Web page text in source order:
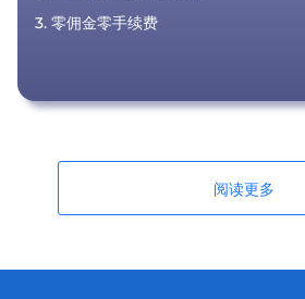
3. 零佣金零手续费
阅读更多